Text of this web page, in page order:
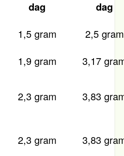
dag
dag
1,5 gram
2,5 gram
1,9 gram
3,17
2,3 gram 3,83
2,3 gram 3,83